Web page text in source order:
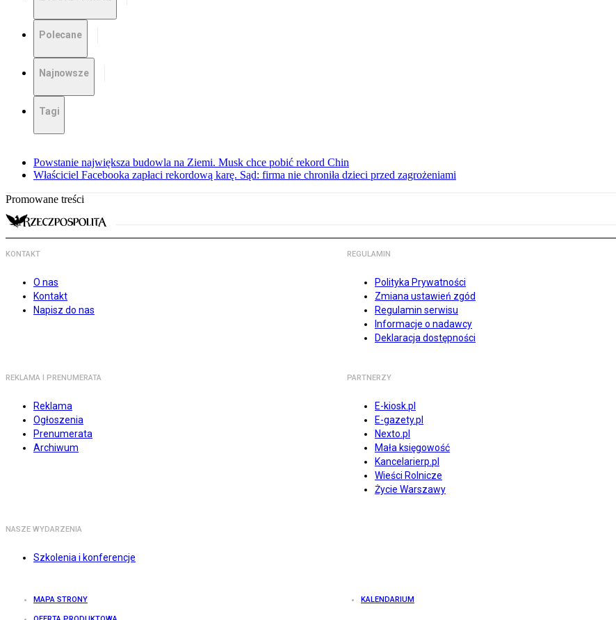
Polecane
Najnowsze
Tagi
Powstanie największa budowla na Ziemi. Musk chce pobić rekord Chin
Właściciel Facebooka zapłaci rekordową karę. Sąd: firma nie chroniła dzieci przed zagrożeniami
Promowane treści
KONTAKT
O nas
Kontakt
Napisz do nas
REGULAMIN
Polityka Prywatności
Zmiana ustawień zgód
Regulamin serwisu
Informacje o nadawcy
Deklaracja dostępności
REKLAMA I PRENUMERATA
Reklama
Ogłoszenia
Prenumerata
Archiwum
PARTNERZY
E-kiosk.pl
E-gazety.pl
Nexto.pl
Mała księgowość
Kancelarierp.pl
Wieści Rolnicze
Życie Warszawy
NASZE WYDARZENIA
Szkolenia i konferencje
MAPA STRONY KALENDARIUM